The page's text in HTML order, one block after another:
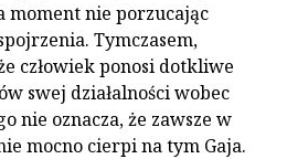
moment nie porzucając
Tymczasem,
człowiek ponosi dotkliwe
swej działalności wobec
nie oznacza, że zawsze w
mocno cierpi na tym Gaja.